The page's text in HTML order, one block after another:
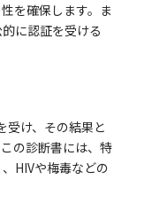
を確保します。ま
に認証を受ける
受け、その結果と
の診断書には、特
HIVや梅毒などの